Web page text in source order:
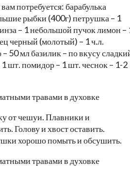
потребуется: барабулька
рыбки (400г) петрушка – 1
– 1 небольшой пучок лимон –
черный (молотый) – 1 ч.л.
– 50 мл базилик – по вкусу
1 шт. помидор – 1 шт. чеснок – 1-2
от чешуи. Плавники и
Голову и хвост оставить.
хорошо помыть и обсушить.